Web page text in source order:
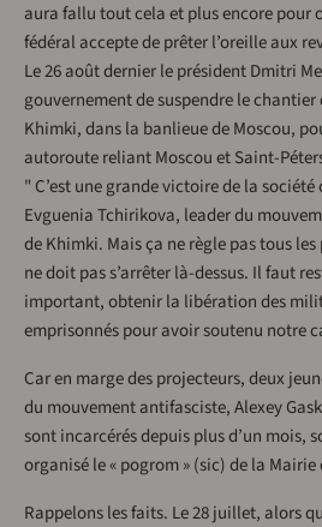
aura fallu tout cela et plus encore pour
fédéral accepte de prêter l’oreille aux
Le 26 août dernier le président Dmitri
gouvernement de suspendre le
Khimki, dans la banlieue de Moscou,
autoroute reliant Moscou et Saint-
" C’est une grande victoire de la
Evguenia Tchirikova, leader du
de Khimki. Mais ça ne règle pas tous
ne doit pas s’arrêter là-dessus. Il faut
important, obtenir la libération des
emprisonnés pour avoir soutenu notre
Car en marge des projecteurs, deux
du mouvement antifasciste, Alexey
sont incarcérés depuis plus d’un mois,
organisé le « pogrom » (sic) de la
Rappelons les faits. Le 28 juillet, alors